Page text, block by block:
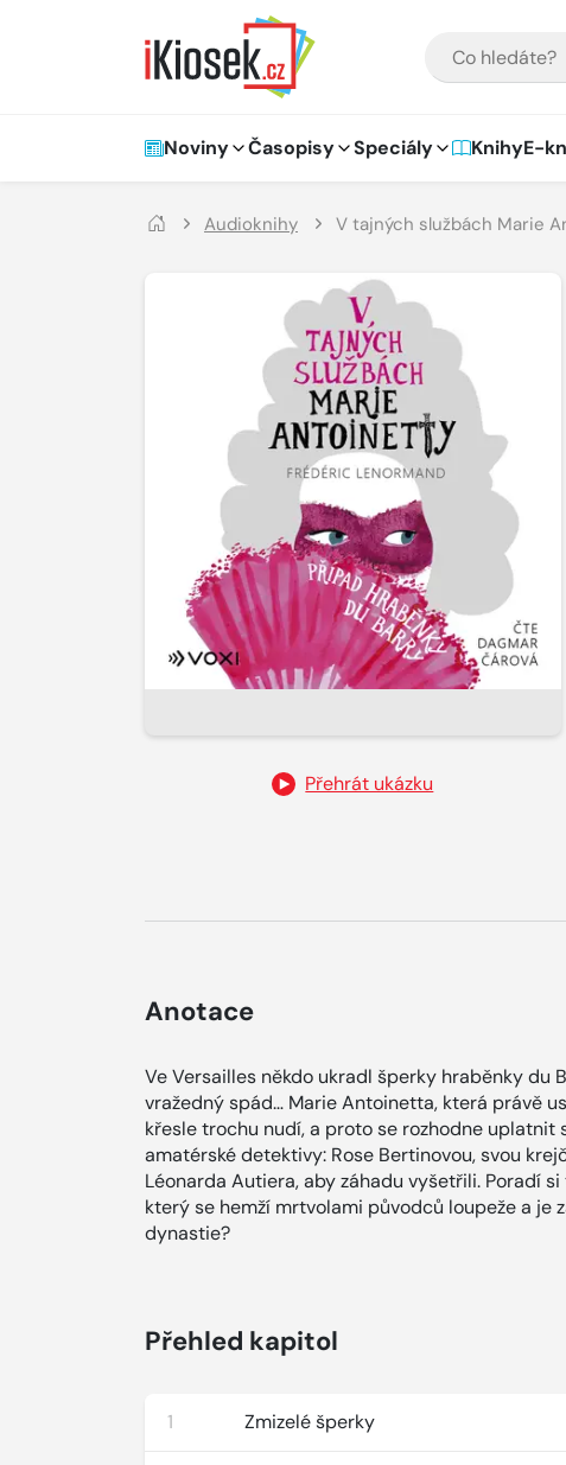
Hlavní navigace
Noviny Časopisy Speciály KnihyE-
Audioknihy V tajných službách Marie
Přehrát ukázku
Anotace
Ve Versailles někdo ukradl šperky hraběnky du
vražedný spád… Marie Antoinetta, která právě
křesle trochu nudí, a proto se rozhodne uplatnit
amatérské detektivy: Rose Bertinovou, svou
Léonarda Autiera, aby záhadu vyšetřili. Poradí
který se hemží mrtvolami původců loupeže a je
dynastie?
Přehled kapitol
1 Zmizelé šperky